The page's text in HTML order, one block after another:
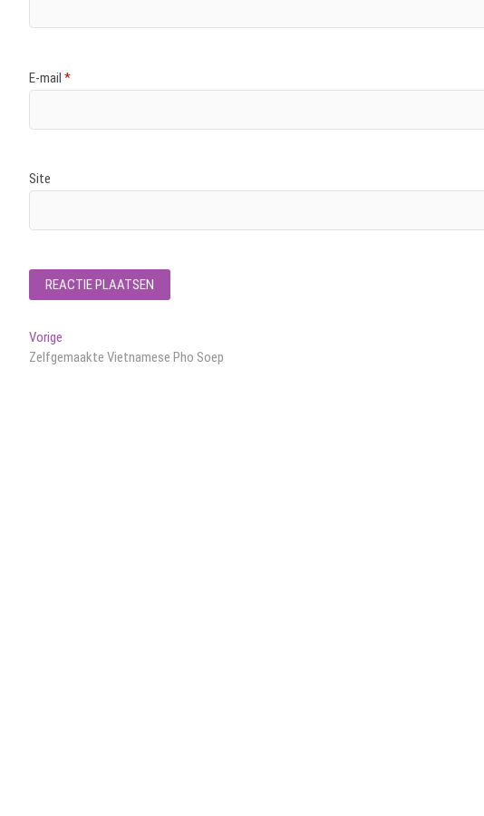
E-mail *
Site
Bericht
navigatie
Vorige
bericht:
Zelfgemaakte Vietnamese Pho Soep